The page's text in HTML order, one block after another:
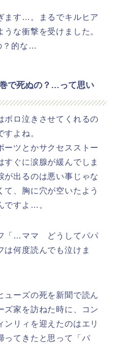
ます…。まるでキルヒア
な衝撃を受けました。
？的な…
で死ぬの？…って思い
ボロ泣きさせてくれるの
よね。
ーツとかサクセスストー
すぐに涙腺が緩んでしま
が出るのは悪い事じゃな
て、胸に穴が空いたよう
ですよ…。
「…ママ どうしてパパ
は何度読んでも泣けま
ューズの死を新聞で読ん
ズ家を訪ねた時に、コン
ンリィを迎えたのはエリ
ってきたと思って「パ